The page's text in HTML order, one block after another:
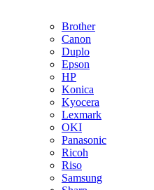
Brother
Canon
Duplo
Epson
HP
Konica
Kyocera
Lexmark
OKI
Panasonic
Ricoh
Riso
Samsung